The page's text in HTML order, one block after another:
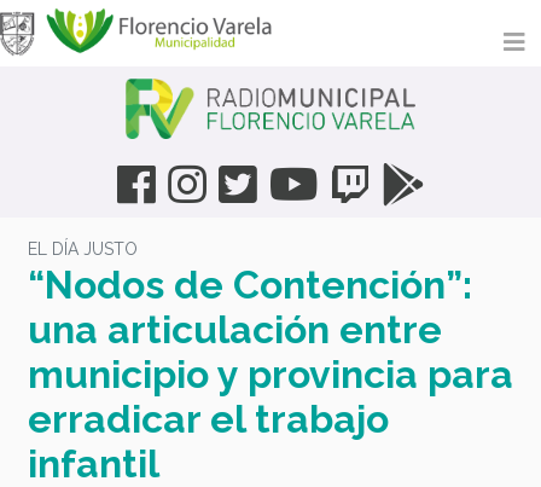
EL DÍA JUSTO
“Nodos de Contención”:
una articulación entre
municipio y provincia para
erradicar el trabajo
infantil